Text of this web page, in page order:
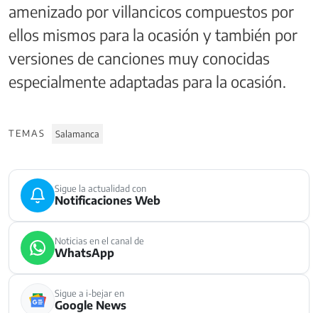
amenizado por villancicos compuestos por
ellos mismos para la ocasión y también por
versiones de canciones muy conocidas
especialmente adaptadas para la ocasión.
TEMAS Salamanca
Sigue la actualidad con
Notificaciones Web
Noticias en el canal de
WhatsApp
Sigue a i-bejar en
Google News